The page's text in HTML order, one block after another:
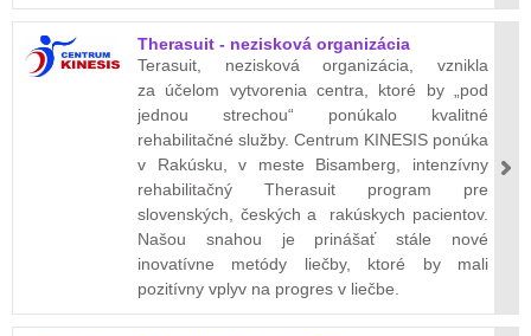
Therasuit - nezisková organizácia
Terasuit, nezisková organizácia, vznikla
za účelom vytvorenia centra, ktoré by „pod
jednou strechou“ ponúkalo kvalitné
rehabilitačné služby. Centrum KINESIS ponúka
v Rakúsku, v meste Bisamberg, intenzívny
rehabilitačný Therasuit program pre
slovenských, českých a rakúskych pacientov.
Našou snahou je prinášať stále nové
inovatívne metódy liečby, ktoré by mali
pozitívny vplyv na progres v liečbe.